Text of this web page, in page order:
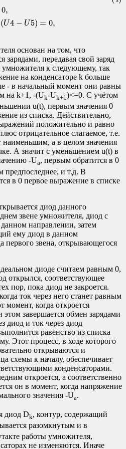
0,
(U4 − U5) = 0,
основан на том, что
зарядами, передавая свой заряд
умножителя к следующему, так
на конденсаторе k больше
- в начальный момент они равны
на k+1, -(Uk-Uk+1)<=0. С учётом
u(t), первым значения 0
из списка. Действительно,
положительно и равно
отрицательное слагаемое, т.е.
наименьшим, а в целом значения
А значит с уменьшением u(t) в
-Ua, первым обратится в 0
предпоследнее, и т.д. В
в 0 первое выражение в списке
диод данного
звене умножителя, диод с
направлении, затем
ему диод в данном
первого звена, открывающегося
диоде считаем равным 0,
открылся, соответствующее
пор, пока диод не закроется.
ток через него станет равным
момент, когда откроется
завершается обмен зарядами
диод и ток через диод
равенство из списка
Этот процесс, в ходе которого
открываются и
схемы к началу, обеспечивает
конденсаторами.
откроется, а соответственно
он в момент, когда напряжение
значения -Ua.
диод Dk, контур, содержащий
разомкнутым и в
работы умножителя,
не изменяются. Иначе